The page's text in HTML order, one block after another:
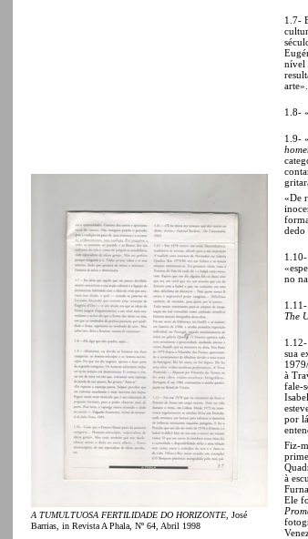
A TUMULTUOSA FERTILIDADE DO HORIZONTE, José
Barrias, in Revista A Phala, Nº 64, Abril 1998
1.7-
nível
1.8-
1.9-
«De
dedo
no
The
sua
à
fale-
por
Fiz-
à
Ele